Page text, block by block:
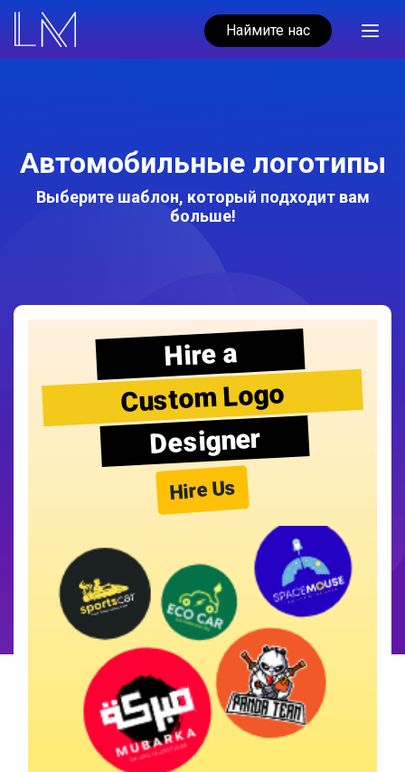
Наймите нас
Автомобильные логотипы
Выберите шаблон, который подходит вам
больше!
Hire a
Custom Logo
Designer
Hire Us